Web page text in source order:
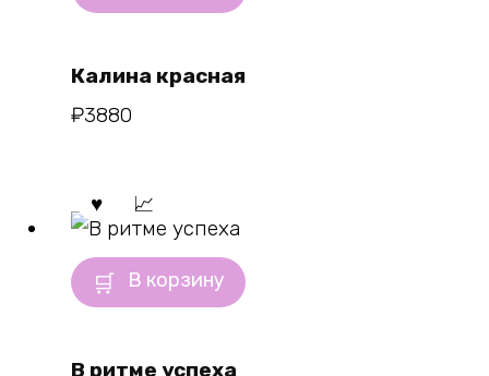
Калина красная
₽3880
В корзину
В ритме успеха